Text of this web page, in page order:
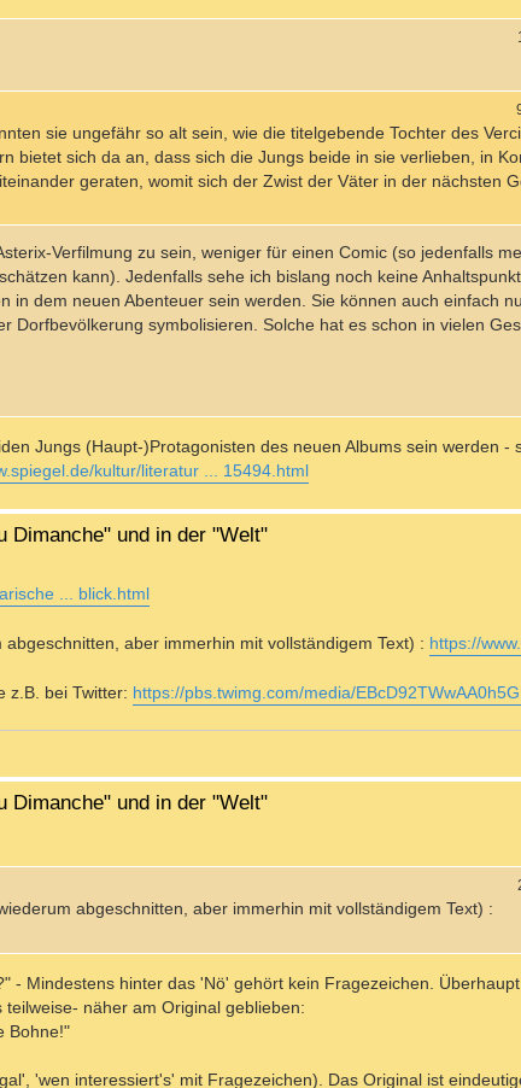
sie ungefähr so alt sein, wie die titelgebende Tochter des
bietet sich da an, dass sich die Jungs beide in sie verlieben, in
geraten, womit sich der Zwist der Väter in der nächsten
Verfilmung zu sein, weniger für einen Comic (so jedenfalls
kann). Jedenfalls sehe ich bislang noch keine
in dem neuen Abenteuer sein werden. Sie können auch einfach
Dorfbevölkerung symbolisieren. Solche hat es schon in vielen
Jungs (Haupt-)Protagonisten des neuen Albums sein werden -
kultur/literatur ... 15494.html
Dimanche" und in der "Welt"
... blick.html
aber immerhin mit vollständigem Text) : https://
z.B. bei Twitter: https://pbs.twimg.com/media/
Dimanche" und in der "Welt"
abgeschnitten, aber immerhin mit vollständigem Text) :
- Mindestens hinter das 'Nö' gehört kein Fragezeichen.
näher am Original geblieben:
Bohne!"
'wen interessiert's' mit Fragezeichen). Das Original ist